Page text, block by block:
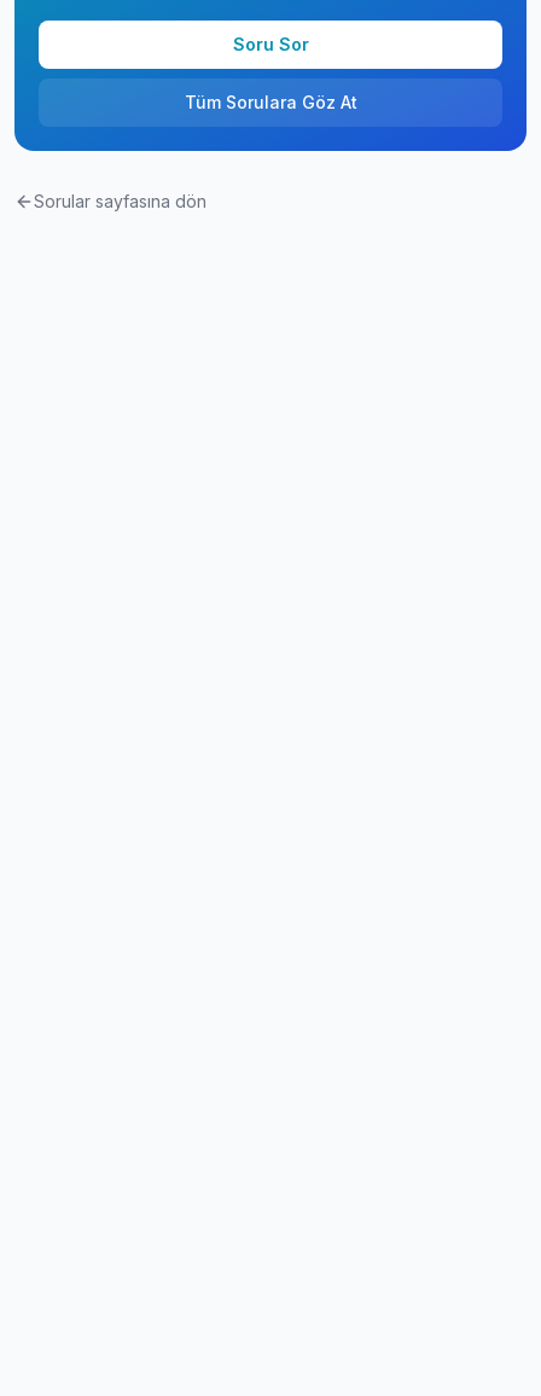
Soru Sor
Tüm Sorulara Göz At
Sorular sayfasına dön